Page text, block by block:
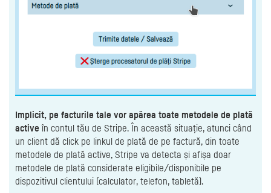
Implicit, pe facturile tale vor apărea toate metodele de plată
active în contul tău de Stripe. În această situație, atunci când
un client dă click pe linkul de plată de pe factură, din toate
metodele de plată active, Stripe va detecta și afișa doar
metodele de plată considerate eligibile/disponibile pe
dispozitivul clientului (calculator, telefon, tabletă).